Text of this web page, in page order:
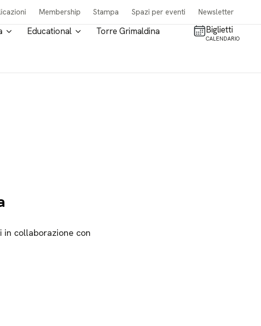
Membership Stampa Spazi per eventi Newsletter
Educational Torre Grimaldina Biglietti
CALENDARIO
in collaborazione con